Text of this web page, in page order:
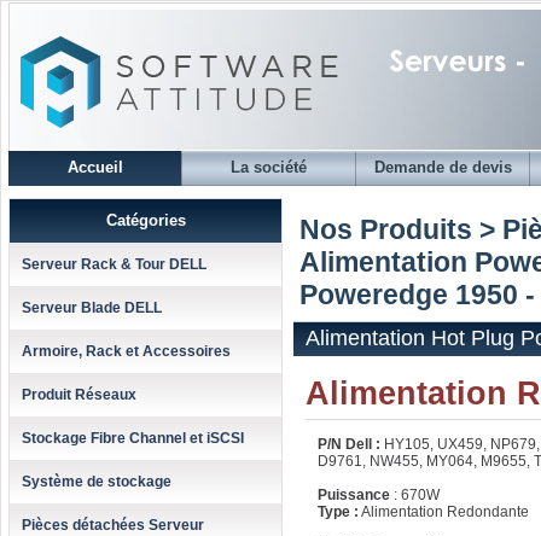
Accueil La société Demande de devis
Catégories
Serveur Rack & Tour DELL
Serveur Blade DELL
Armoire, Rack et Accessoires
Produit Réseaux
Stockage Fibre Channel et iSCSI
Système de stockage
Pièces détachées Serveur
Nos Produits >
Alimentation
Poweredge 1950 -
Alimentation Hot Plug
Alimentation
P/N Dell : HY105, UX459,
D9761, NW455, MY064, M9655,
Puissance : 670W
Type : Alimentation Redondante